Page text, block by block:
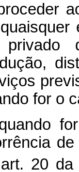
for o
20 da